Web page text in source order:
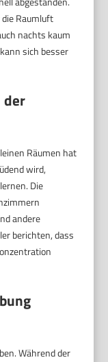
Raumluft
nachts kaum
sich besser
der
Räumen hat
wird,
Die
andere
berichten, dass
Während der